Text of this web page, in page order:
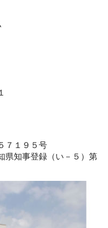
７１９５号
知事登録（い－５）第